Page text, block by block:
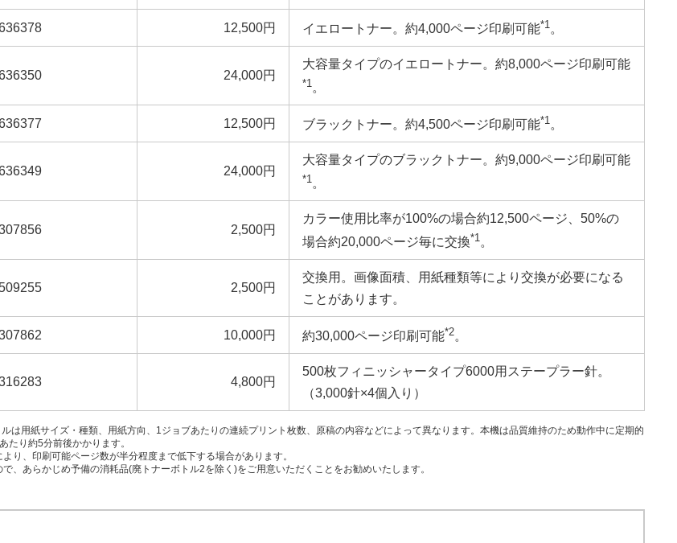
12,500円 イエロートナー。約4,000ページ印刷可能*1 。
24,000円
大容量タイプのイエロートナー。約8,000ページ印刷可能
*1 。
12,500円 ブラックトナー。約4,500ページ印刷可能*1 。
24,000円
大容量タイプのブラックトナー。約9,000ページ印刷可能
*1 。
2,500円
カラー使用比率が100%の場合約12,500ページ、50%の
場合約20,000ページ毎に交換*1 。
2,500円
交換用。画像面積、用紙種類等により交換が必要になる
ことがあります。
10,000円 約30,000ページ印刷可能*2。
4,800円
500枚フィニッシャータイプ6000用ステープラー針。
（3,000針×4個入り）
は用紙サイズ・種類、用紙方向、1ジョブあたりの連続プリント枚数、原稿の内容などによって異なります。本機は品質維持のため動作中に定期的
たり約5分前後かかります。
り、印刷可能ページ数が半分程度まで低下する場合があります。
、あらかじめ予備の消耗品(廃トナーボトル2を除く)をご用意いただくことをお勧めいたします。